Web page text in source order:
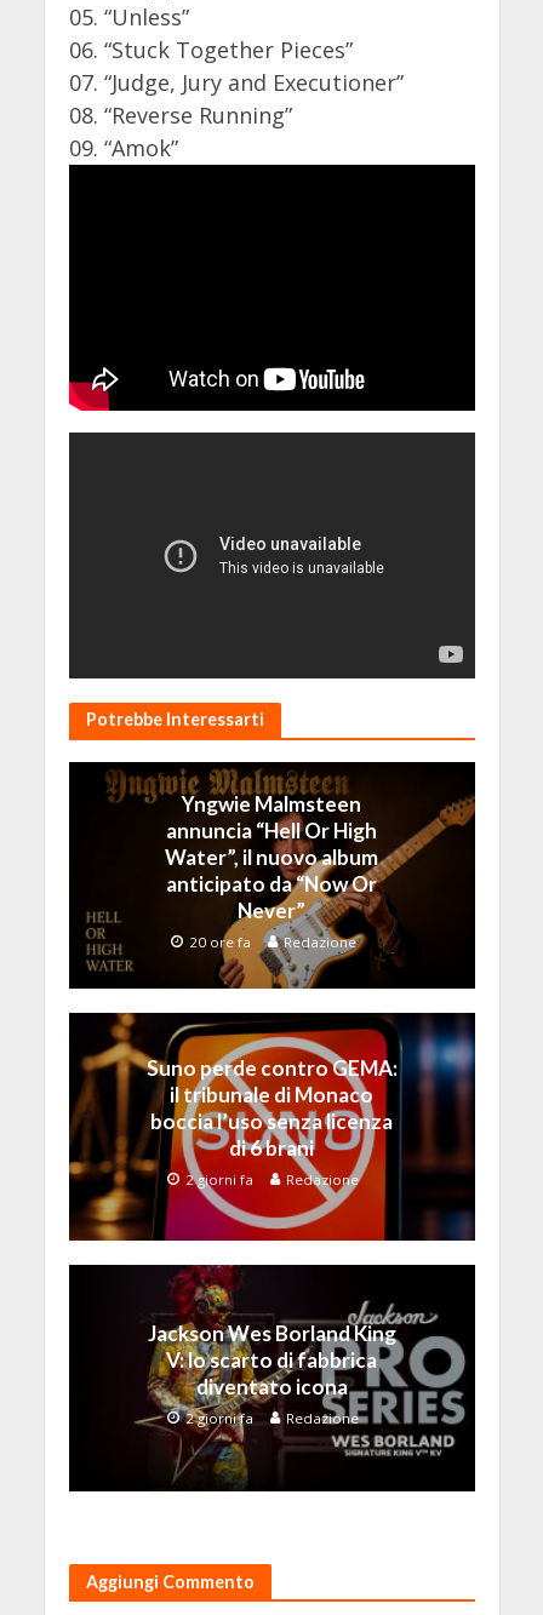
05. “Unless”
06. “Stuck Together Pieces”
07. “Judge, Jury and Executioner”
08. “Reverse Running”
09. “Amok”
Potrebbe Interessarti
Yngwie Malmsteen
annuncia “Hell Or High
Water”, il nuovo album
anticipato da “Now Or
Never”
20 ore fa Redazione
Suno perde contro GEMA:
il tribunale di Monaco
boccia l’uso senza licenza
di 6 brani
2 giorni fa Redazione
Jackson Wes Borland King
V: lo scarto di fabbrica
diventato icona
2 giorni fa Redazione
Aggiungi Commento